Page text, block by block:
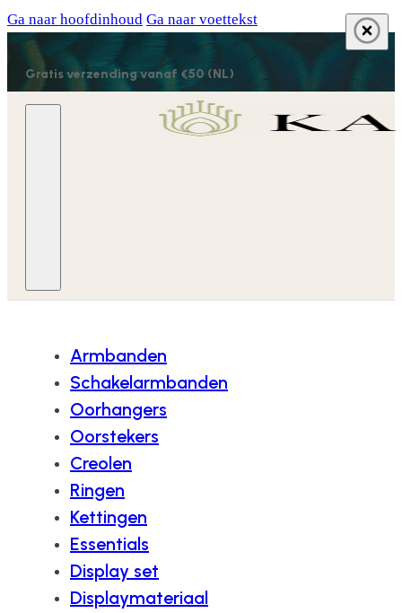
Ga naar hoofdinhoud Ga naar voettekst
Gratis verzending vanaf €50 (NL)
Armbanden
Schakelarmbanden
Oorhangers
Oorstekers
Creolen
Ringen
Kettingen
Essentials
Display set
Displaymateriaal